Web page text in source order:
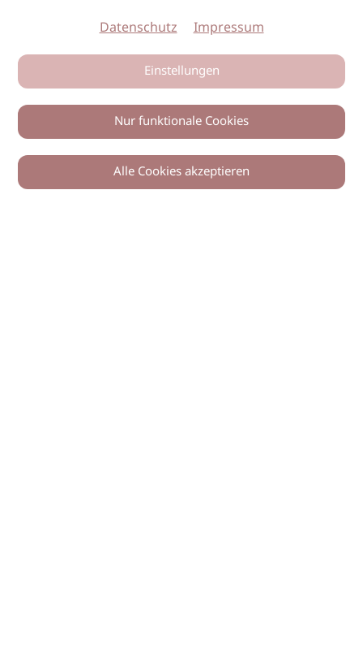
0
Datenschutz Impressum
Einstellungen
Nur funktionale Cookies
Alle Cookies akzeptieren